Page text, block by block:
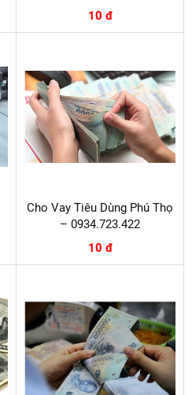
10 đ
Cho Vay Tiêu Dùng Phú Thọ
– 0934.723.422
10 đ